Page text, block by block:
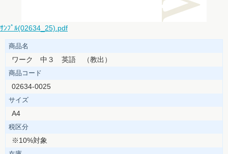
ｻﾝﾌﾟﾙ(02634_25).pdf
商品名
ワーク 中３ 英語 （教出）
商品コード
02634-0025
サイズ
A4
税区分
※10%対象